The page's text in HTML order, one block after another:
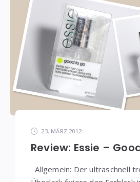
23. MÄRZ 2012
Review: Essie –
Allgemein: Der ultraschnell